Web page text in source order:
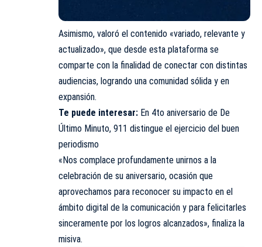
Asimismo, valoró el contenido «variado, relevante y
actualizado», que desde esta plataforma se
comparte con la finalidad de conectar con distintas
audiencias, logrando una comunidad sólida y en
expansión.
Te puede interesar: En 4to aniversario de De
Último Minuto, 911 distingue el ejercicio del buen
periodismo
«Nos complace profundamente unirnos a la
celebración de su aniversario, ocasión que
aprovechamos para reconocer su impacto en el
ámbito digital de la comunicación y para felicitarles
sinceramente por los logros alcanzados», finaliza la
misiva.